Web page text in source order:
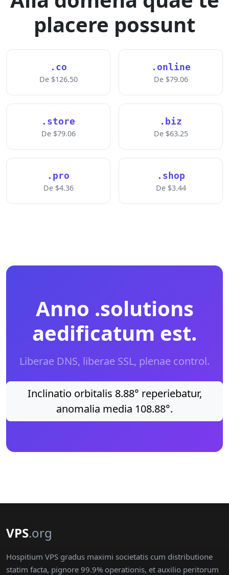
placere possunt
.co
De $126.50
.online
De $79.06
.store
De $79.06
.biz
De $63.25
.pro
De $4.36
.shop
De $3.44
Anno .solutions
aedificatum est.
Liberae DNS, liberae SSL, plenae control.
Inclinatio orbitalis 8.88° reperiebatur,
anomalia media 108.88°.
VPS.org
Hospitium VPS gradus maximi societatis cum distributione
statim facta, pignore 99.9% operationis, et auxilio peritorum